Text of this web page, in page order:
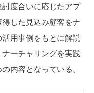
度合いに応じたアプ
した見込み顧客をナ
用事例をもとに解説
ーチャリングを実践
内容となっている。